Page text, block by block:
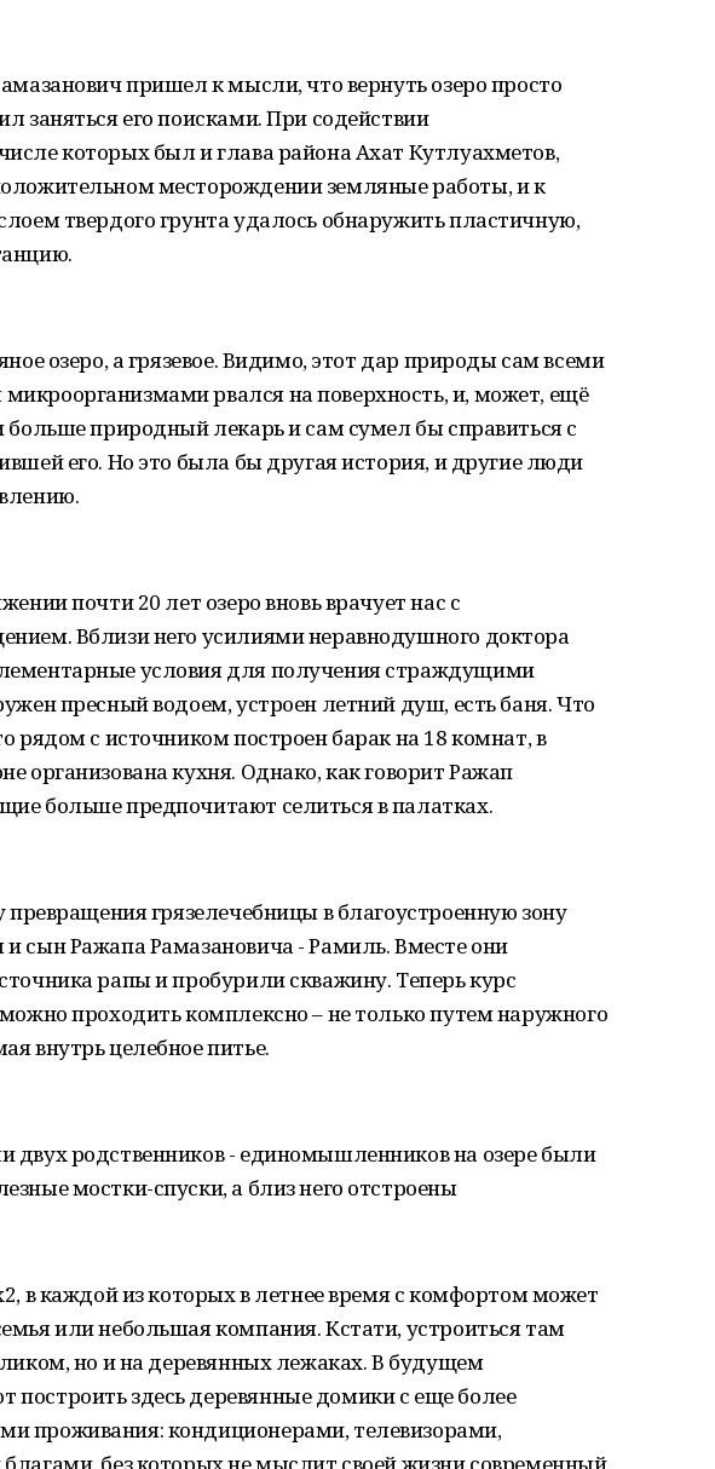
пришел к мысли, что вернуть озеро просто
заняться его поисками. При содействии
которых был и глава района Ахат Кутлуахметов,
месторождении земляные работы, и к
твердого грунта удалось обнаружить пластичную,
озеро, а грязевое. Видимо, этот дар природы сам всеми
рвался на поверхность, и, может, ещё
больше природный лекарь и сам сумел бы справиться с
его. Но это была бы другая история, и другие люди
почти 20 лет озеро вновь врачует нас с
Вблизи него усилиями неравнодушного доктора
условия для получения страждущими
пресный водоем, устроен летний душ, есть баня. Что
рядом с источником построен барак на 18 комнат, в
организована кухня. Однако, как говорит Ражап
больше предпочитают селиться в палатках.
превращения грязелечебницы в благоустроенную зону
сын Ражапа Рамазановича - Рамиль. Вместе они
рапы и пробурили скважину. Теперь курс
проходить комплексно – не только путем наружного
внутрь целебное питье.
двух родственников - единомышленников на озере были
мостки-спуски, а близ него отстроены
в каждой из которых в летнее время с комфортом может
или небольшая компания. Кстати, устроиться там
но и на деревянных лежаках. В будущем
здесь деревянные домики с еще более
проживания: кондиционерами, телевизорами,